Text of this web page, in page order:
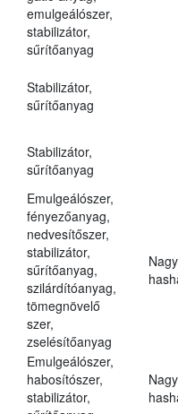
emulgeálószer,
stabilizátor,
sűrítőanyag
Stabilizátor,
sűrítőanyag
Stabilizátor,
sűrítőanyag
Emulgeálószer,
fényezőanyag,
nedvesítőszer,
stabilizátor,
sűrítőanyag,
szilárdítóanyag,
tömegnövelő
szer,
zselésítőanyag
Emulgeálószer,
habosítószer,
stabilizátor,